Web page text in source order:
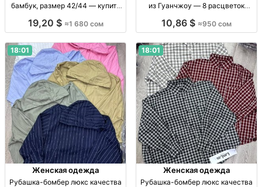
бамбук, размер 42/44 — купить
ткань бамбук, р-р 42/44, опт.
19,20 $ ≈1 680 сом
из Гуанчжоу — 8 расцветок
Гуанчжоу, р-р стандарт, 8 расцв.
10,86 $ ≈950 сом
18:01
Женская одежда
Рубашка-бомбер люкс качества
18:01
Женская одежда
Рубашка-бомбер люкс качества